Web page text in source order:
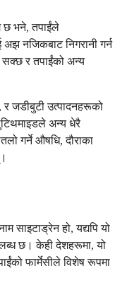
छ भने, तपाईंले
अझ नजिकबाट निगरानी गर्न
र तपाईंको अन्य
जडीबुटी उत्पादनहरूको
अन्य धेरै
गर्ने औषधि, दौराका
साइटाड्रेन हो, यद्यपि यो
छ। केही देशहरूमा, यो
फार्मेसीले विशेष रूपमा